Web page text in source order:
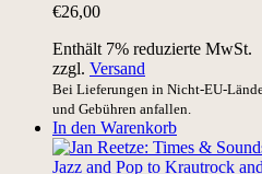
€26,00
Enthält 7% reduzierte MwSt.
zzgl. Versand
Bei Lieferungen in Nicht-EU-
und Gebühren anfallen.
In den Warenkorb